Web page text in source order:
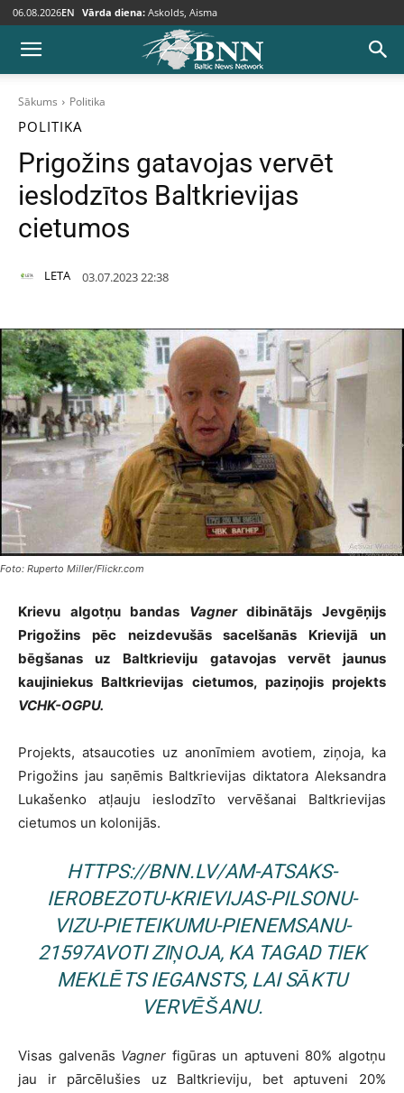
06.08.2026EN Vārda diena: Askolds, Aisma
Sākums Politika
POLITIKA
Prigožins gatavojas vervēt
ieslodzītos Baltkrievijas
cietumos
LETA 03.07.2023 22:38
Foto: Ruperto Miller/Flickr.com
Krievu algotņu bandas Vagnerdibinātājs Jevgēņijs
Prigožins pēc neizdevušās sacelšanās Krievijā un
bēgšanas uz Baltkrieviju gatavojas vervēt jaunus
kaujiniekus Baltkrievijas cietumos, paziņojis projekts
VCHK-OGPU.
Projekts, atsaucoties uz anonīmiem avotiem, ziņoja, ka
Prigožins jau saņēmis Baltkrievijas diktatora Aleksandra
Lukašenko atļauju ieslodzīto vervēšanai Baltkrievijas
cietumos un kolonijās.
HTTPS://BNN.LV/AM-ATSAKS-
IEROBEZOTU-KRIEVIJAS-PILSONU-
VIZU-PIETEIKUMU-PIENEMSANU-
21597AVOTI ZIŅOJA, KA TAGAD TIEK
MEKLĒTS IEGANSTS, LAI SĀKTU
VERVĒŠANU.
Visas galvenās Vagner figūras un aptuveni 80% algotņu
jau ir pārcēlušies uz Baltkrieviju, bet aptuveni 20%